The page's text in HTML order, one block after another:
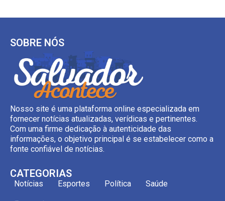
SOBRE NÓS
Nosso site é uma plataforma online especializada em
fornecer notícias atualizadas, verídicas e pertinentes.
Com uma firme dedicação à autenticidade das
informações, o objetivo principal é se estabelecer como a
fonte confiável de notícias.
CATEGORIAS
Notícias Esportes Política Saúde